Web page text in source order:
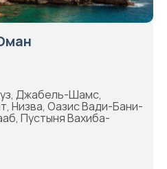
Джабель-Шамс,
Низва, Оазис Вади-Бани-
Пустыня Вахиба-